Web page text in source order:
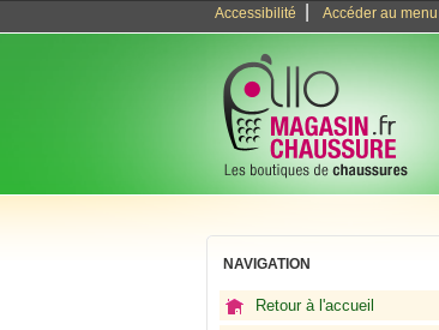
Accessibilité Accéder au menu
NAVIGATION
Retour à l'accueil